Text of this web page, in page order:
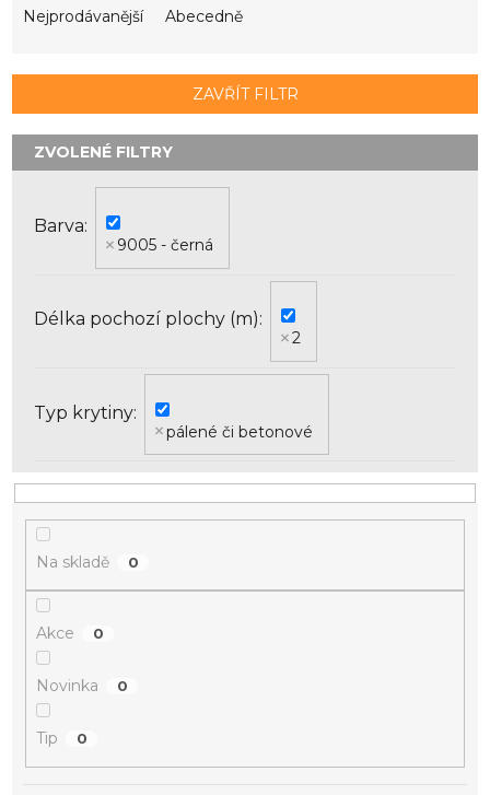
r
o
Nejprodávanější Abecedně
ZAVŘÍT FILTR
Barva
9005 - černá
Délka pochozí plochy (m)
2
Typ krytiny
pálené či betonové
Na skladě 0
Akce 0
Novinka 0
Tip 0